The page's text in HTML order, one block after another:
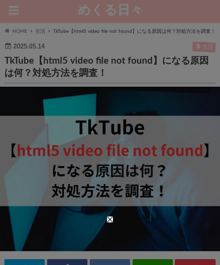
めくる日々
HOME 生活 TkTube【html5 video file not found】になる原因は何？対処方法を調査！
2025.05.14 生活
TkTube【html5 video file not found】になる原因
は何？対処方法を調査！